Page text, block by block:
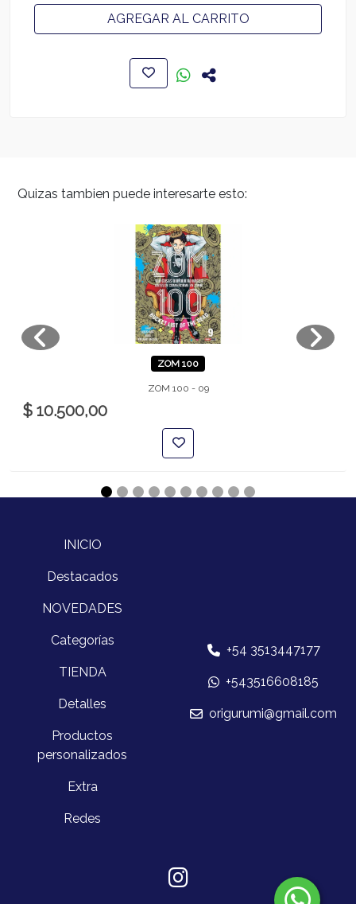
AGREGAR AL CARRITO
Quizas tambien puede interesarte esto:
ZOM 100
ZOM 100 - 09
$ 10.500,00
INICIO
Destacados
NOVEDADES
Categorías
TIENDA
Detalles
Productos
personalizados
Extra
Redes
+54 3513447177
+543516608185
origurumi@gmail.com